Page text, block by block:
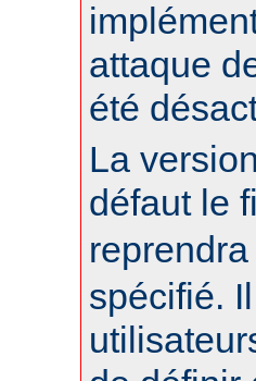
attaque
été
La
défaut le
spécifié.